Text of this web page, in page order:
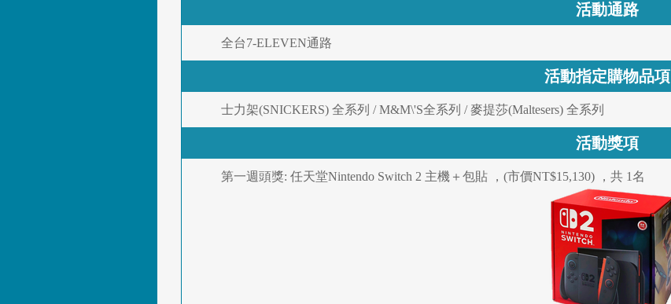
活動通路
全台7-ELEVEN通路
活動指定購物品項
士力架(SNICKERS) 全系列 / M&M\'S全系列 / 麥提莎(Maltesers) 全系列
活動獎項
第一週頭獎: 任天堂Nintendo Switch 2 主機＋包貼 ，(市價NT$15,130) ，共 1名